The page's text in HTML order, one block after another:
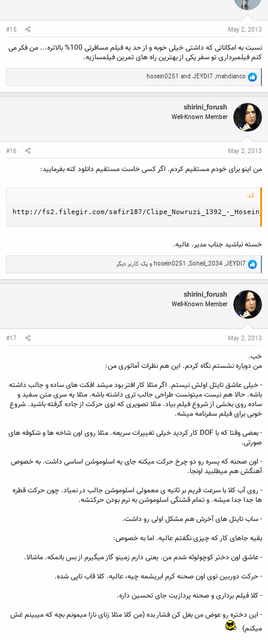
o
n
:
May 2, 2013
#15
نسبت به امکاناتی که داشتی خیلی خوبه و از حد یه فیلم مسافرتی 100% بالاتره... من فکر می
کنم فیلمبرداری تو سفر یکی از بهترین راه های تمرین فیلمسازیه.
R
e
a
c
t
i
o
n
:
mahdianco
,
JEYDI7
hosein0251
shirini_forush
Well-Known Member
May 2, 2013
#16
من اینو برای خودم مستقیم کردم. اگر کسی خاست مستقیم دانلود کنه بفرمایید:
کد:
http://fs2.filegir.com/safir187/Clipe_Nowruzi_1392_-
خسته نباشید جناب مدیر. عالیه.
R
e
a
c
t
i
o
n
:
JEYDI7
,
Soheil_2034
,
hosein0251 و یک کاربر دیگر
shirini_forush
Well-Known Member
May 2, 2013
#17
خب.
من دوباره نشستم نگاه کردم. این هم نظرات آماتوری من:
- خیلی عاشق تایتل اولش نیستم. اگر مثلا کار افتر بود میشد افکت های ساده و جالب داشته
باشه. حالا هم نیست میتونست طراحی جالب تری داشته باشه. مثلا یه سری متن سفید و
ساده روی بخشی از شروع فیلم بیاد. مثلا تصویری که توی حرکت از جاده گرفته باشید. شروع
خوبی برای فیلم سفرنامه میشه.
- بعضی وقتا که با DOF کار کردید خیلی تغییرات سریعه. مثلا روی اون شاخه ها و شکوفه های
صورتی.
- اون صحنه که پسره رو دو چرخ حرکت میکنه جای یه اسلوموشن اساسی داشت. به خصوص
آهنگش هم میطلبید اونجا.
- روی آب کلا با سرعت فریم بر ثانیه ی معمولی اسلوموشن جالب در نمیاد. چون حرکت قطره
ها جدا جدا میشه. و تمام قشنگی اسلوموشن به نرم بودن حرکتشه.
- ساب تایتل های آخرش هم مشکل اولی رو داشت.
بقیه جاهای کار که چیزی نگفتم عالیه. اما به خصوص:
- عاشق اون دختر کوچولوئه شدم من. یعنی دارم زمینو گاز میگیرم از بس بانمکه. ماشالا.
- حرکت دوربین توی اون صحنه کرم ابریشمه چیه، عالیه. کلا قاب تاپی شده.
- کلا فیلم برداری و صحنه پردازیت جای تحسین داره.
- این دختره رو عوض من بغل کن فشار بده (من کلا مثلا زنای نازا میمونم بچه که میبینم غش
میکنم)